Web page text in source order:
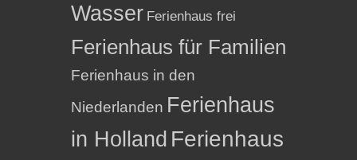
Wasser Ferienhaus frei
Ferienhaus für Familien
Ferienhaus in den
Niederlanden Ferienhaus
in Holland Ferienhaus